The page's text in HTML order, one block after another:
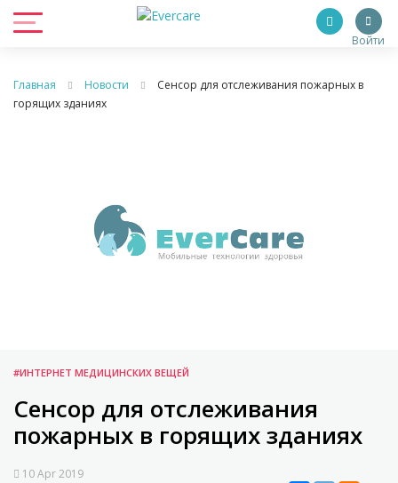
Войти
Главная Новости
Сенсор для отслеживания пожарных в
горящих зданиях
#ИНТЕРНЕТ МЕДИЦИНСКИХ ВЕЩЕЙ
Сенсор для отслеживания
пожарных в горящих зданиях
10 Apr 2019